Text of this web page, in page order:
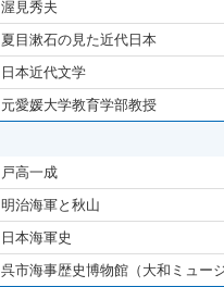
渥見秀夫
夏目漱石の見た近代日本
日本近代文学
元愛媛大学教育学部教授
戸高一成
明治海軍と秋山
日本海軍史
呉市海事歴史博物館（大和ミュー